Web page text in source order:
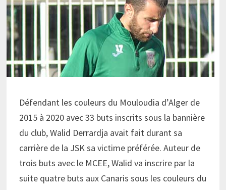
Défendant les couleurs du Mouloudia d’Alger de
2015 à 2020 avec 33 buts inscrits sous la bannière
du club, Walid Derrardja avait fait durant sa
carrière de la JSK sa victime préférée. Auteur de
trois buts avec le MCEE, Walid va inscrire par la
suite quatre buts aux Canaris sous les couleurs du